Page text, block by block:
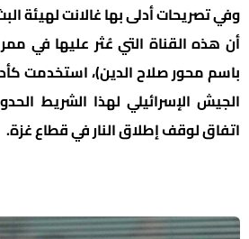
وفي تصريحات أدلى بها غالانت لهيئة
أن هذه القناة التي عُثر عليها في
باسم محور صلاح الدين)، استخدمت
الجيش الإسرائيلي لهذا الشريط
اتفاق لوقف إطلاق النار في قطاع غزة.